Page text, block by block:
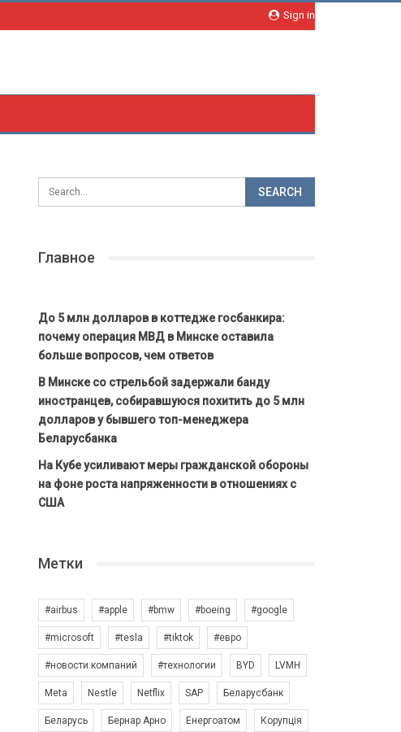
Sign in
Главное
До 5 млн долларов в коттедже госбанкира:
почему операция МВД в Минске оставила
больше вопросов, чем ответов
В Минске со стрельбой задержали банду
иностранцев, собиравшуюся похитить до 5 млн
долларов у бывшего топ-менеджера
Беларусбанка
На Кубе усиливают меры гражданской обороны
на фоне роста напряженности в отношениях с
США
Метки
#airbus #apple #bmw #boeing #google
#microsoft #tesla #tiktok #евро
#новости компаний #технологии BYD LVMH
Meta Nestle Netflix SAP Беларусбанк
Беларусь Бернар Арно Енергоатом Корупція